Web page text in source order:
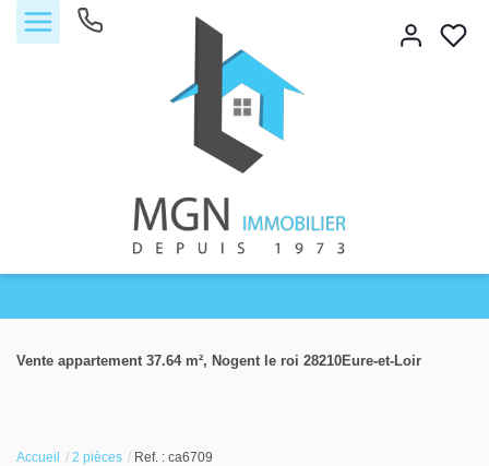
Vendre
Vente appartement 37.64 m², Nogent le roi 28210Eure-et-Loir
Accueil 2 pièces Ref. : ca6709